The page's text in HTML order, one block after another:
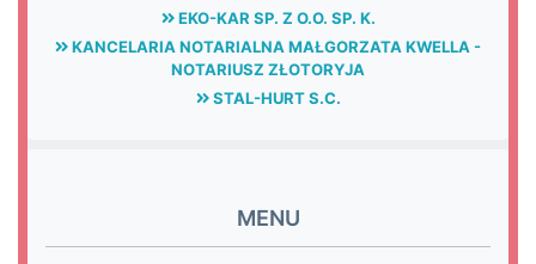
EKO-KAR SP. Z O.O. SP. K.
KANCELARIA NOTARIALNA MAŁGORZATA KWELLA -
NOTARIUSZ ZŁOTORYJA
STAL-HURT S.C.
MENU